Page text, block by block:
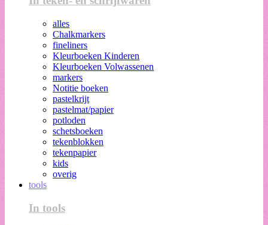
alles
Chalkmarkers
fineliners
Kleurboeken Kinderen
Kleurboeken Volwassenen
markers
Notitie boeken
pastelkrijt
pastelmat/papier
potloden
schetsboeken
tekenblokken
tekenpapier
kids
overig
tools
In tools